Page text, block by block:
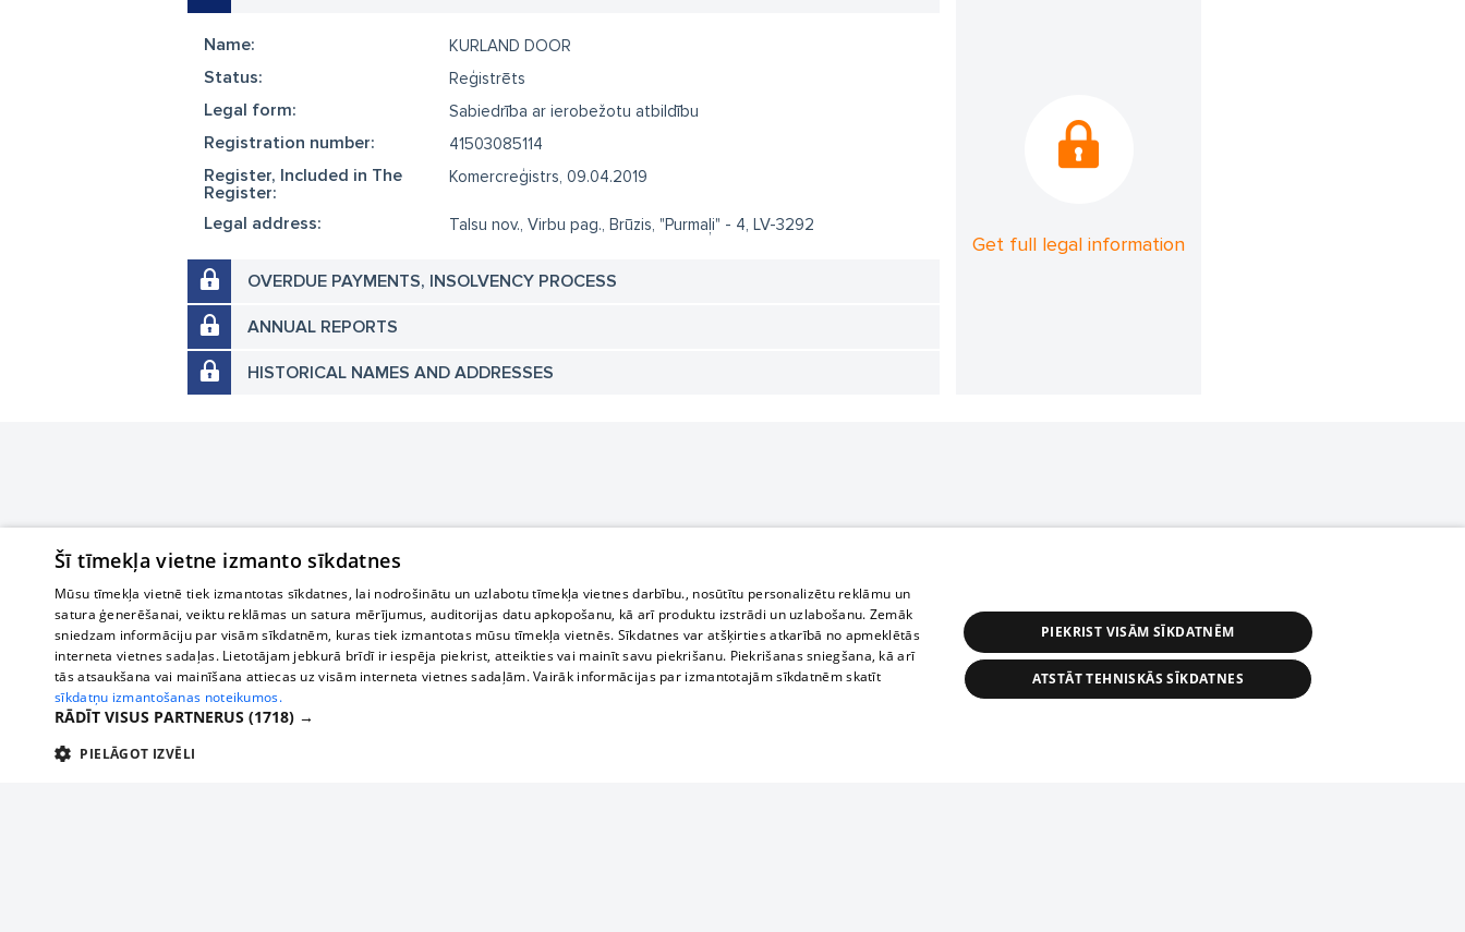
Name: KURLAND DOOR
Status: Reģistrēts
Legal form: Sabiedrība ar ierobežotu atbildību
Registration number: 41503085114
Register, Included in The
Register:
Komercreģistrs, 09.04.2019
Legal address: Talsu nov., Virbu pag., Brūzis, "Purmaļi" - 4, LV-3292
OVERDUE PAYMENTS, INSOLVENCY PROCESS
ANNUAL REPORTS
HISTORICAL NAMES AND ADDRESSES
Get full legal information
Šī tīmekļa vietne izmanto sīkdatnes
Mūsu tīmekļa vietnē tiek izmantotas sīkdatnes, lai nodrošinātu un uzlabotu tīmekļa vietnes darbību., nosūtītu personalizētu reklāmu un
satura ģenerēšanai, veiktu reklāmas un satura mērījumus, auditorijas datu apkopošanu, kā arī produktu izstrādi un uzlabošanu. Zemāk
sniedzam informāciju par visām sīkdatnēm, kuras tiek izmantotas mūsu tīmekļa vietnēs. Sīkdatnes var atšķirties atkarībā no apmeklētās
interneta vietnes sadaļas. Lietotājam jebkurā brīdī ir iespēja piekrist, atteikties vai mainīt savu piekrišanu. Piekrišanas sniegšana, kā arī
tās atsaukšana vai mainīšana attiecas uz visām interneta vietnes sadaļām. Vairāk informācijas par izmantotajām sīkdatnēm skatīt
sīkdatņu izmantošanas noteikumos.
RĀDĪT VISUS PARTNERUS (1718) →
PIELĀGOT IZVĒLI
PIEKRIST VISĀM SĪKDATNĒM
ATSTĀT TEHNISKĀS SĪKDATNES